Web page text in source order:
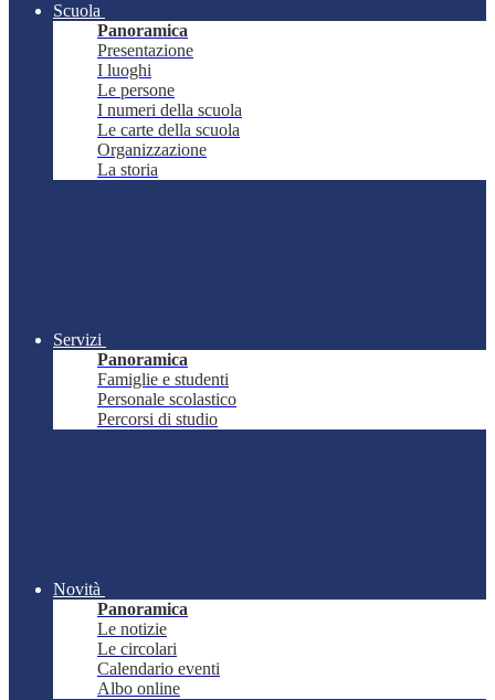
Scuola
Panoramica
Presentazione
I luoghi
Le persone
I numeri della scuola
Le carte della scuola
Organizzazione
La storia
Servizi
Panoramica
Famiglie e studenti
Personale scolastico
Percorsi di studio
Novità
Panoramica
Le notizie
Le circolari
Calendario eventi
Albo online